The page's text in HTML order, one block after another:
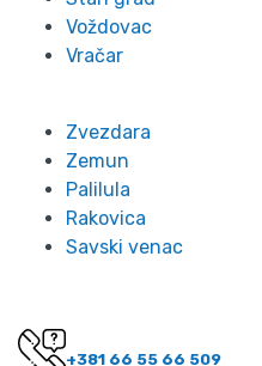
Voždovac
Vračar
Zvezdara
Zemun
Palilula
Rakovica
Savski venac
+381 66 55 66 509